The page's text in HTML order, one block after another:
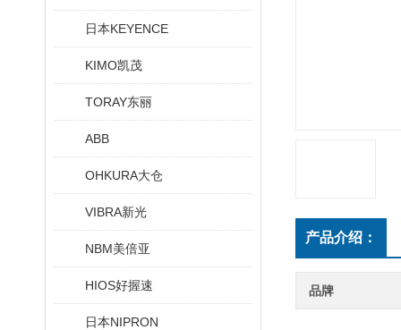
日本KEYENCE
KIMO凯茂
TORAY东丽
ABB
OHKURA大仓
VIBRA新光
NBM美倍亚
HIOS好握速
日本NIPRON
产品介绍：
品牌